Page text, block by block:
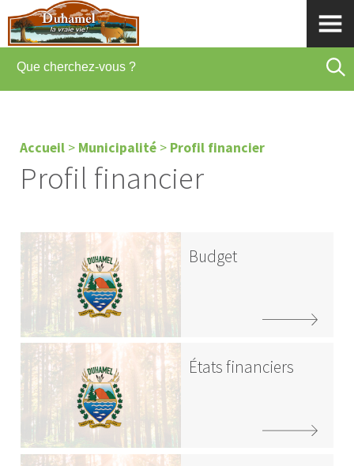
Accueil > Municipalité > Profil financier
Profil financier
Budget
États financiers